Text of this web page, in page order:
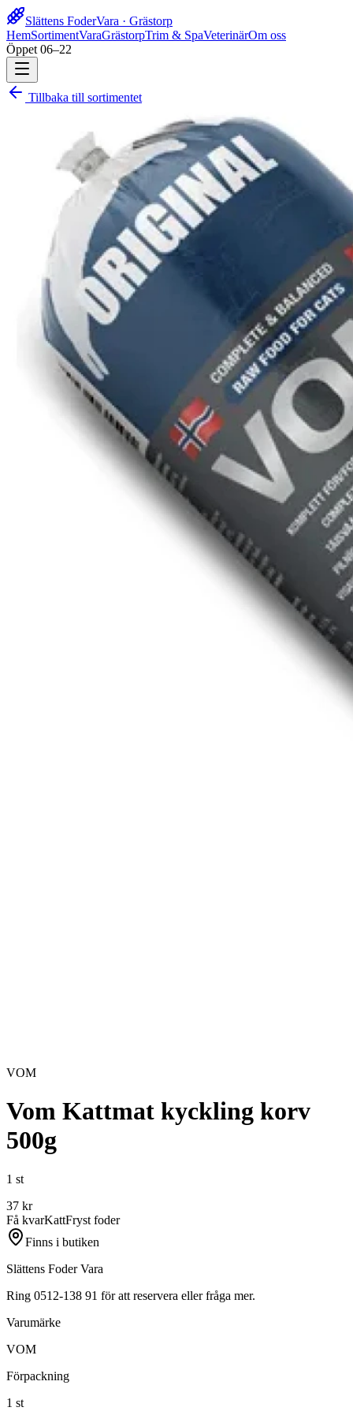
Slättens FoderVara · Grästorp
HemSortimentVaraGrästorpTrim & SpaVeterinärOm oss
Öppet 06–22
Tillbaka till sortimentet
VOM
Vom Kattmat kyckling korv
500g
1 st
37 kr
Få kvarKattFryst foder
Finns i butiken
Slättens Foder Vara
Ring 0512-138 91 för att reservera eller fråga mer.
Varumärke
VOM
Förpackning
1 st